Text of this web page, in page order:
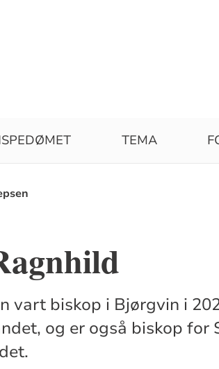
TEMA
vart biskop i Bjørgvin i
og er også biskop for